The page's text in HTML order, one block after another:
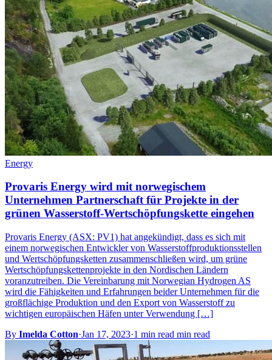
Energy
Provaris Energy wird mit norwegischem
Unternehmen Partnerschaft für Projekte in der
grünen Wasserstoff-Wertschöpfungskette eingehen
Provaris Energy (ASX: PV1) hat angekündigt, dass es sich mit
einem norwegischen Entwickler von Wasserstoffproduktionsstellen
und Wertschöpfungsketten zusammenschließen wird, um grüne
Wertschöpfungskettenprojekte in den Nordischen Ländern
voranzutreiben. Die Vereinbarung mit Norwegian Hydrogen AS
wird die Fähigkeiten und Erfahrungen beider Unternehmen für die
großflächige Produktion und den Export von Wasserstoff zu
wichtigen europäischen Häfen unter Verwendung […]
By Imelda Cotton·Jan 17, 2023·1 min read min read